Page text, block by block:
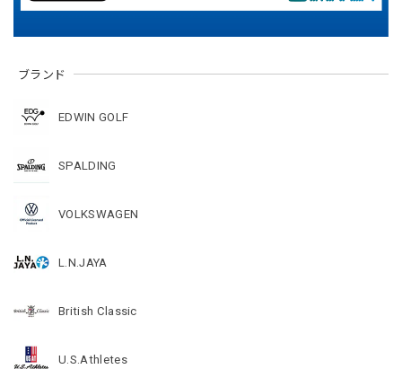
ブランド
EDWIN GOLF
SPALDING
VOLKSWAGEN
L.N.JAYA
British Classic
U.S.Athletes